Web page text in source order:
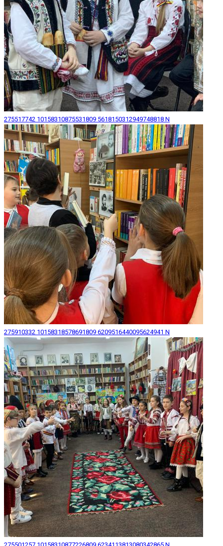
275517742 10158310875531809 5618150312949748818 N
275910332 10158318578691809 6209516440095624941 N